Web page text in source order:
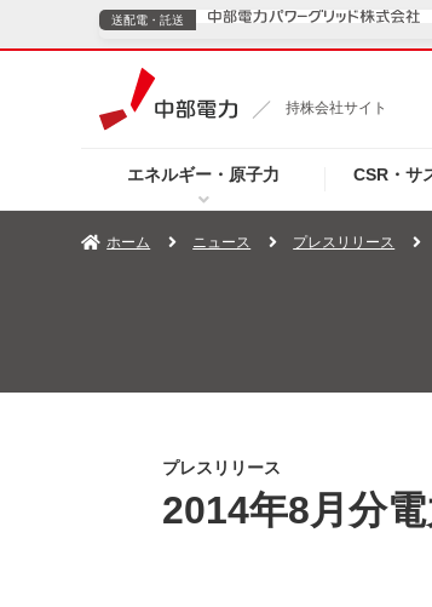
持株会社サイト
エネルギー・原子力 CSR・サ
送配電・託送
TOPページへ
電気・ガスの
TOPページへ
ホーム ニュース プレスリリース
プレスリリース
2014年8月分